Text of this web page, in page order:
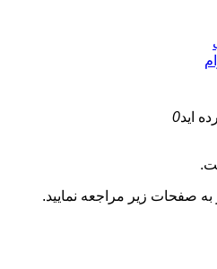
اید0
صفحات زیر مراجعه نمایید.